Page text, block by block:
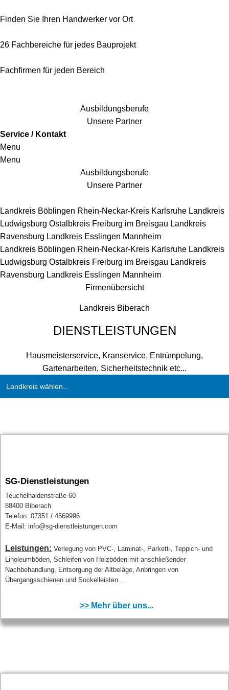
Finden Sie Ihren Handwerker vor Ort
26 Fachbereiche für jedes Bauprojekt
Fachfirmen für jeden Bereich
Ausbildungsberufe
Unsere Partner
Service / Kontakt
Menu
Menu
Ausbildungsberufe
Unsere Partner
Landkreis Böblingen Rhein-Neckar-Kreis Karlsruhe Landkreis
Ludwigsburg Ostalbkreis Freiburg im Breisgau Landkreis
Ravensburg Landkreis Esslingen Mannheim
Landkreis Böblingen Rhein-Neckar-Kreis Karlsruhe Landkreis
Ludwigsburg Ostalbkreis Freiburg im Breisgau Landkreis
Ravensburg Landkreis Esslingen Mannheim
Firmenübersicht
Landkreis Biberach
DIENSTLEISTUNGEN
Hausmeisterservice, Kranservice, Entrümpelung,
Gartenarbeiten, Sicherheitstechnik etc...
Landkreis wählen...
SG-Dienstleistungen
Teuchelhaldenstraße 60
88400 Biberach
Telefon: 07351 / 4569996
E-Mail: info@sg-dienstleistungen.com
Leistungen: Verlegung von PVC-, Laminat-, Parkett-, Teppich- und
Linoleumböden, Schleifen von Holzböden mit anschließender
Nachbehandlung, Entsorgung der Altbeläge, Anbringen von
Übergangsschienen und Sockelleisten...
>> Mehr über uns...